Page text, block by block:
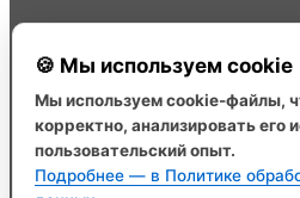
Email
Я даю согласие на получение
информационного характера от
Викторовна (ИНН 691207795912)
лиц на указанный мною
телефона, с целью
Организации
🍪 Мы используем cookie
Мы используем cookie-файлы,
корректно, анализировать его
пользовательский опыт.
Подробнее — в Политике